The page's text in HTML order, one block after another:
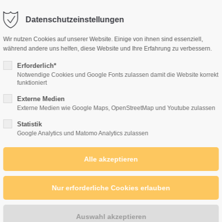
/ 365days
support for our customers
8:00am - 5:00pm
376-293 City Road, Suite 600
info@yourdomain.com
KONZEPT MASSNAHMEN
Datenschutzeinstellungen
Wir nutzen Cookies auf unserer Website. Einige von ihnen sind essenziell,
während andere uns helfen, diese Website und Ihre Erfahrung zu verbessern.
Erforderlich*
Notwendige Cookies und Google Fonts zulassen damit die Website korrekt
funktioniert
Externe Medien
Externe Medien wie Google Maps, OpenStreetMap und Youtube zulassen
Statistik
Google Analytics und Matomo Analytics zulassen